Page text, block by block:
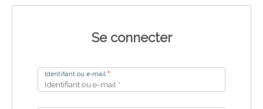
Se connecter
Identifiant ou e-mail *